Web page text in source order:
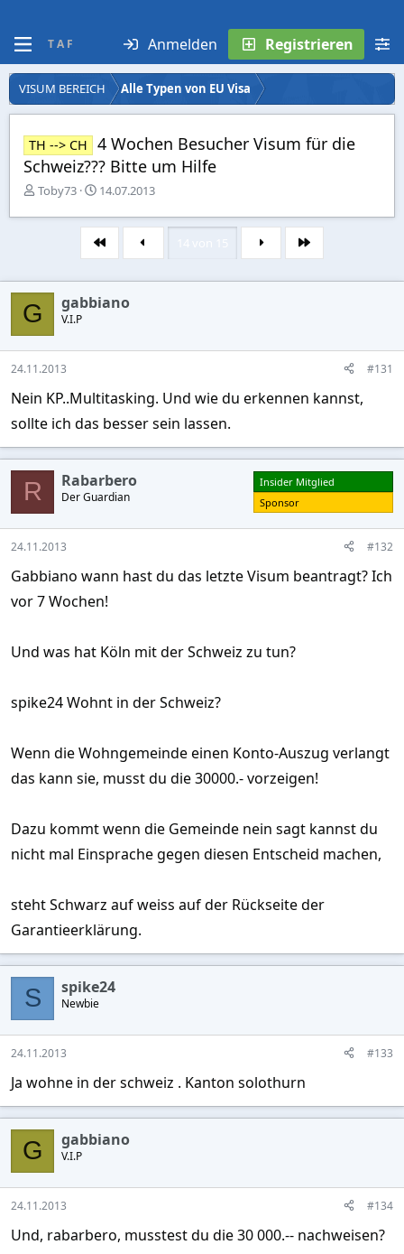
T A F Anmelden Registrieren
VISUM BEREICH Alle Typen von EU Visa
TH --> CH
4 Wochen Besucher Visum für die
Schweiz??? Bitte um Hilfe
E
s
l
e
r
Toby73
E
s
t
e
l
t
14.07.2013
Erste Letzte
G gabbiano
V.I.P
24.11.2013 #131
Nein KP..Multitasking. Und wie du erkennen kannst,
sollte ich das besser sein lassen.
R Rabarbero
Der Guardian
Insider Mitglied
Sponsor
24.11.2013 #132
Gabbiano wann hast du das letzte Visum beantragt? Ich
vor 7 Wochen!
Und was hat Köln mit der Schweiz zu tun?
spike24 Wohnt in der Schweiz?
Wenn die Wohngemeinde einen Konto-Auszug verlangt
das kann sie, musst du die 30000.- vorzeigen!
Dazu kommt wenn die Gemeinde nein sagt kannst du
nicht mal Einsprache gegen diesen Entscheid machen,
steht Schwarz auf weiss auf der Rückseite der
Garantieerklärung.
S spike24
Newbie
24.11.2013 #133
Ja wohne in der schweiz . Kanton solothurn
G gabbiano
V.I.P
24.11.2013 #134
Und, rabarbero, musstest du die 30 000.-- nachweisen?